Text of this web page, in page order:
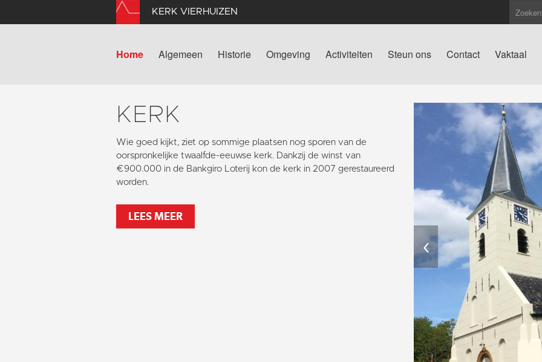
KERK VIERHUIZEN
Home Algemeen Historie Omgeving Activiteiten Steun ons Contact Vaktaal
KERK
Wie goed kijkt, ziet op sommige plaatsen nog sporen van de
oorspronkelijke twaalfde-eeuwse kerk. Dankzij de winst van
€900.000 in de Bankgiro Loterij kon de kerk in 2007 gerestaureerd
worden.
LEES MEER
‹